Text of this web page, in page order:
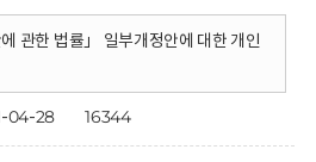
관한 법률」 일부개정안에 대한 개인
04-28 16344